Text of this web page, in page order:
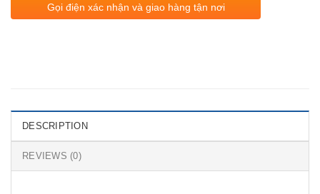
Gọi điện xác nhận và giao hàng tận nơi
DESCRIPTION
REVIEWS (0)